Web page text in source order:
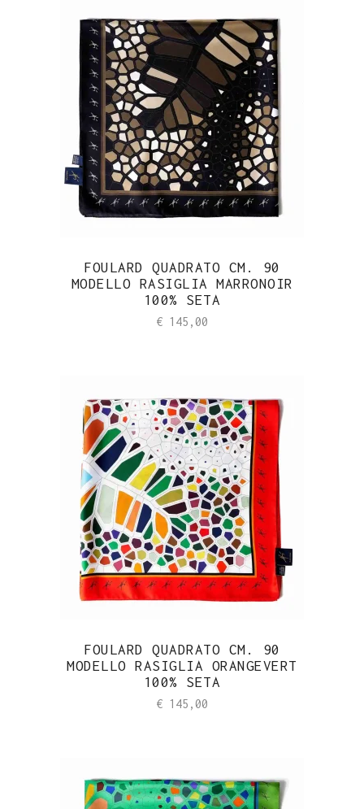
FOULARD QUADRATO CM. 90
MODELLO RASIGLIA MARRONOIR
100% SETA
€ 145,00
FOULARD QUADRATO CM. 90
MODELLO RASIGLIA ORANGEVERT
100% SETA
€ 145,00